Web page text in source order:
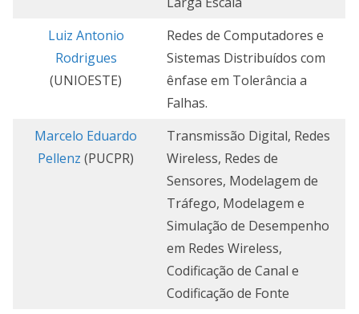
Luiz Antonio
Rodrigues
(UNIOESTE)
Redes de Computadores e
Sistemas Distribuídos com
ênfase em Tolerância a
Falhas.
Marcelo Eduardo
Pellenz (PUCPR)
Transmissão Digital, Redes
Wireless, Redes de
Sensores, Modelagem de
Tráfego, Modelagem e
Simulação de Desempenho
em Redes Wireless,
Codificação de Canal e
Codificação de Fonte